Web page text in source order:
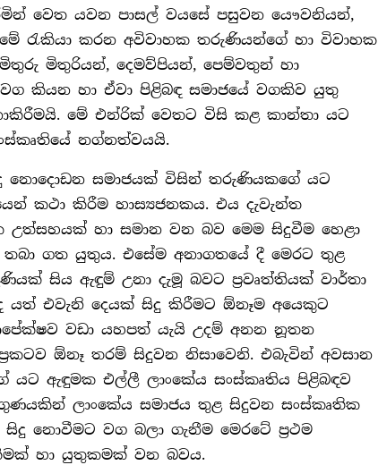
වෙත යවන පාසල් වයසේ පසුවන යෞවනියන්,
රැකියා කරන අවිවාහක තරුණියන්ගේ හා විවාහක
මිතුරියන්, දෙමව්පියන්, පෙම්වතුන් හා
කියන හා ඒවා පිළිබඳ සමාජයේ වගකිව යුතු
මේ එන්රික් වෙතට විසි කළ කාන්තා යට
නග්නත්වයයි.
නොදොඩන සමාජයක් විසින් තරුණියකගේ යට
කථා කිරීම හාස්‍යජනකය. එය දැවැන්ත
උත්සහයක් හා සමාන වන බව මෙම සිදුවීම හෙළා
ගත යුතුය. එසේම අනාගතයේ දී මෙරට තුළ
සිය ඇඳුම් උනා දැමූ බවට ප්‍රවෘත්තියක් වාර්තා
එවැනි දෙයක් සිදු කිරීමට ඕනෑම අයෙකුට
වඩා යහපත් යැයි උදම් අනන නූතන
ඕනෑ තරම් සිදුවන නිසාවෙනි. එබැවින් අවසාන
ඇඳුමක එල්ලී ලාංකේය සංස්කෘතිය පිළිබඳව
ලාංකේය සමාජය තුළ සිදුවන සංස්කෘතික
නොවීමට වග බලා ගැනීම මෙරටේ ප්‍රථම
හා යුතුකමක් වන බවය.